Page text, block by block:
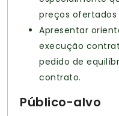
preços ofertados
Apresentar
execução
pedido de
contrato.
Público-alvo